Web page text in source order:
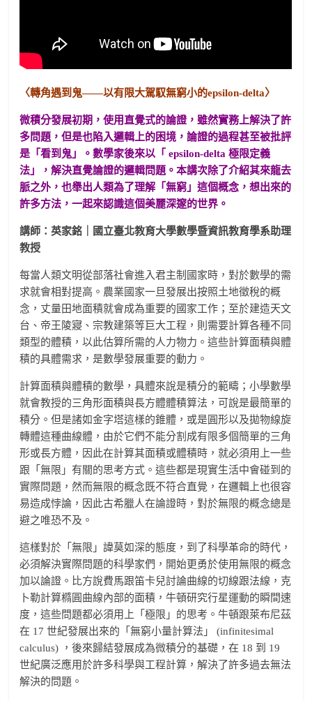
〈轉角遇到鬼——以有限大駕馭無窮小的epsilon-delta〉
微積分發展初期，使用直覺式的論證，雖然實務上解決了許
多問題，但是也陷入邏輯上的困境，論證的過程甚至被批評
是「看到鬼」。數學家後來以「 epsilon-delta 極限定義
法」，解決直覺論證的邏輯問題。本講次除了介紹其來龍去
脈之外，也舉出人類為了理解「無窮」這個概念，想出來的
許多方法，一起來認識這個美麗深邃的世界。
講師：英家銘｜國立臺北教育大學數學暨資訊教育學系助理
教授
每當人類文明從部落社會進入君主制國家時，對於數學的需
求就會相對提高。農業國家一旦發展出按照土地徵稅的概
念，丈量田地面積就會成為重要的國家工作；至於建造天文
台、帝王陵寢、宗教建築等巨大工程，則需要計算各種不同
類型的體積，以此估算所需的人力物力。這些計算面積與體
積的具體需求，是數學發展重要的動力。
計算面積與體積的數學，具體來說是積分的範疇；小學數學
就會教授的三角形面積與長方體體積算法，可說是最簡單的
積分。但是諸如金字塔這樣的錐體，或是圓形以及拋物線旋
轉體這種曲線體，由於它們不能分割成有限多個簡單的三角
形或長方體，因此在計算其面積或體積時，就必須用上一些
跟「無限」有關的思考方式。這些都是現實生活中會碰到的
實際問題，然而無限的概念既不符合直覺，在邏輯上也很容
易造成悖論，因此古希臘人在論證時，對於無限的概念總是
避之唯恐不及。
這樣對於「無限」諱莫如深的態度，到了科學革命的時代，
必須解決實際問題的科學家們，開始更勇於使用無限的概念
加以論證。比方說費馬跟笛卡兒討論曲線的切線跟法線，克
卜勒計算橢圓曲線內部的面積，牛頓研究行星運動的瞬間速
度，這些問題都必須用上「極限」的思考。牛頓跟萊布尼茲
在 17 世紀發展出來的「無窮小量計算法」 (infinitesimal
calculus) ，後來歸結發展成為微積分的基礎，在 18 到 19
世紀廣泛應用於許多科學與工程計算，解決了許多過去無法
解決的問題。